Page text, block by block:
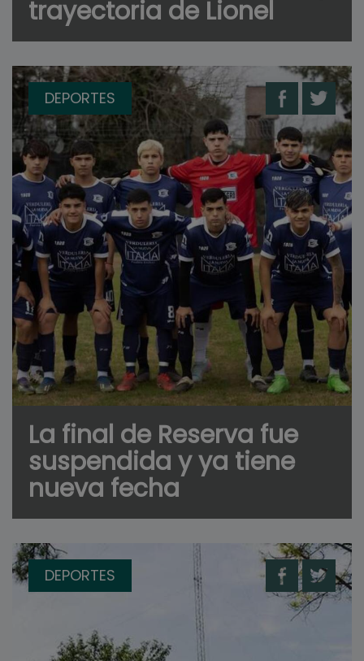
trayectoria de Lionel
DEPORTES
La final de Reserva fue
suspendida y ya tiene
nueva fecha
DEPORTES